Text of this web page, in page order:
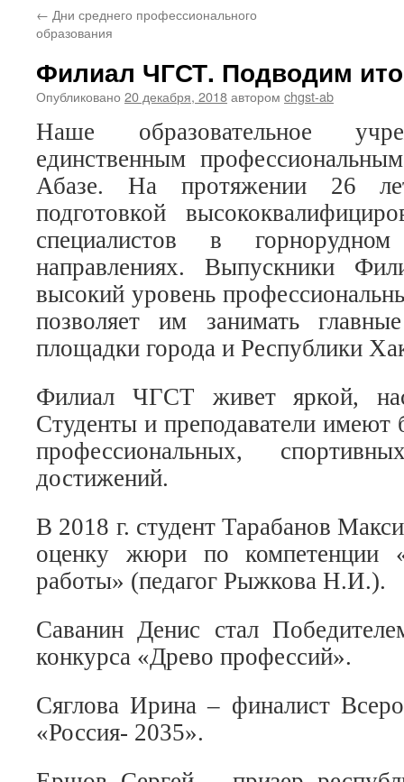
← Дни среднего профессионального
образования
Филиал ЧГСТ. Подводим
Опубликовано 20 декабря, 2018автором chgst-ab
Наше образовательное
единственным
Абазе. На протяжении 26
подготовкой
специалистов в
направлениях. Выпускники
высокий уровень
позволяет им занимать
площадки города и Республики
Филиал ЧГСТ живет яркой,
Студенты и преподаватели имеют
профессиональных,
достижений.
В 2018 г. студент Тарабанов
оценку жюри по компетенции
работы» (педагог Рыжкова Н.И.).
Саванин Денис стал
конкурса «Древо профессий».
Сяглова Ирина – финалист
«Россия- 2035».